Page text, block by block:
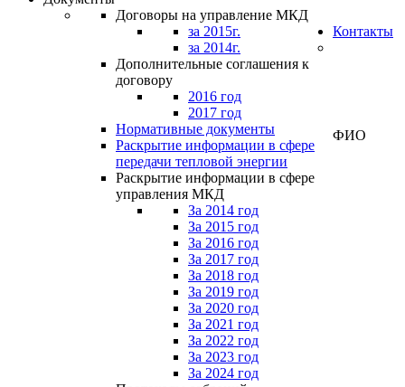
Договоры на управление МКД
за 2015г.
за 2014г.
Дополнительные соглашения к
договору
2016 год
2017 год
Нормативные документы
Раскрытие информации в сфере
передачи тепловой энергии
Раскрытие информации в сфере
управления МКД
За 2014 год
За 2015 год
За 2016 год
За 2017 год
За 2018 год
За 2019 год
За 2020 год
За 2021 год
За 2022 год
За 2023 год
За 2024 год
Контакты
ФИО